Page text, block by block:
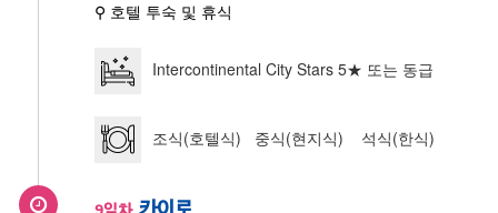
⚲ 호텔 투숙 및 휴식
Intercontinental City Stars 5★ 또는 동급
조식(호텔식) 중식(현지식) 석식(한식)
카이로